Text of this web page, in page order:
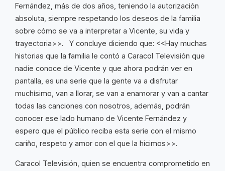
Fernández, más de dos años, teniendo la autorización
absoluta, siempre respetando los deseos de la familia
sobre cómo se va a interpretar a Vicente, su vida y
trayectoria>>. Y concluye diciendo que: <<Hay muchas
historias que la familia le contó a Caracol Televisión que
nadie conoce de Vicente y que ahora podrán ver en
pantalla, es una serie que la gente va a disfrutar
muchísimo, van a llorar, se van a enamorar y van a cantar
todas las canciones con nosotros, además, podrán
conocer ese lado humano de Vicente Fernández y
espero que el público reciba esta serie con el mismo
cariño, respeto y amor con el que la hicimos>>.
Caracol Televisión, quien se encuentra comprometido en